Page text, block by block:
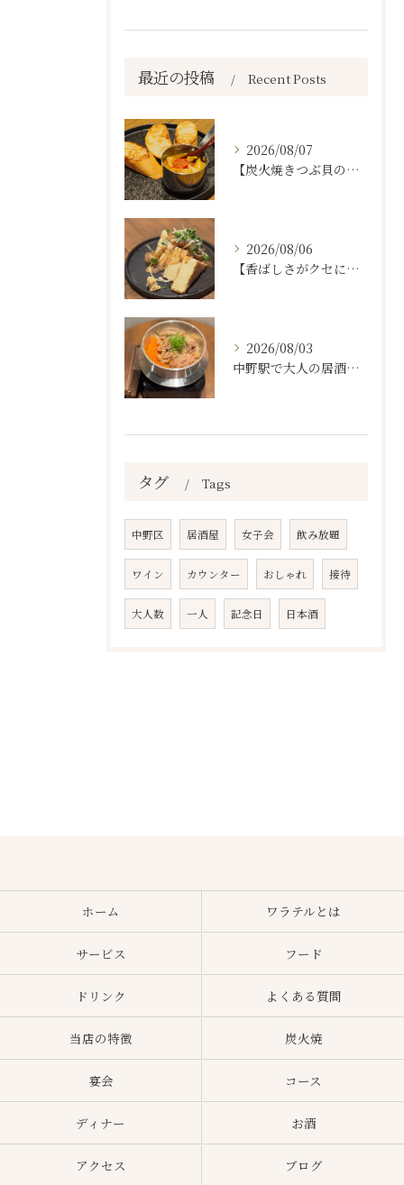
最近の投稿 Recent Posts
2026/08/07
【炭火焼きつぶ貝のスパニッシュアヒージョ🐚🔥】
2026/08/06
【香ばしさがクセになる。
2026/08/03
中野駅で大人の居酒屋をお探しならぜひワラテルへ！
タグ Tags
中野区 居酒屋 女子会 飲み放題
ワイン カウンター おしゃれ 接待
大人数 一人 記念日 日本酒
ホーム ワラテルとは
サービス フード
ドリンク よくある質問
当店の特徴 炭火焼
宴会 コース
ディナー お酒
アクセス ブログ